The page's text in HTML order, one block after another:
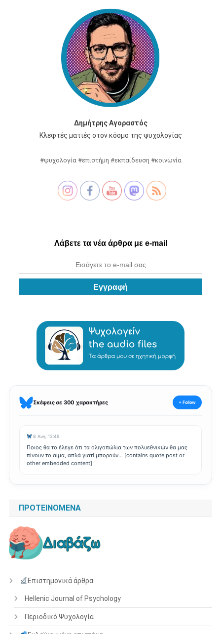
Δημήτρης Αγοραστός
Κλεφτές ματιές στον κόσμο της ψυχολογίας
#ψυχολογία #επιστήμη #εκπαίδευση #κοινωνία
Λάβετε τα νέα άρθρα με e-mail
Σκέψεις σε 300 χαρακτήρες + Follow
8 Αυγ, 13:49
Ποιος θα το έλεγε ότι τα ολιγοπώλια των πολυεθνικών θα μας
πίνουν το αίμα, απλά γιατί μπορούν... [contains quote post or
other embedded content]
ΠΡΟΤΕΙΝΌΜΕΝΑ
Επιστημονικά άρθρα
Hellenic Journal of Psychology
Περιοδικό Ψυχολογία